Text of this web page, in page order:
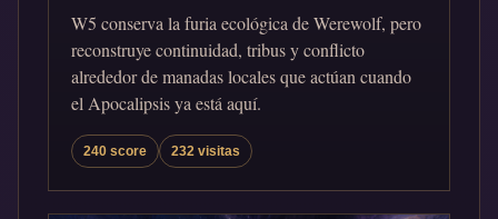
W5 conserva la furia ecológica de Werewolf, pero
reconstruye continuidad, tribus y conflicto
alrededor de manadas locales que actúan cuando
el Apocalipsis ya está aquí.
240 score 232 visitas